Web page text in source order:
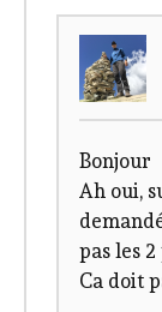
Bonjour
Ah oui,
pas les
Ca doit